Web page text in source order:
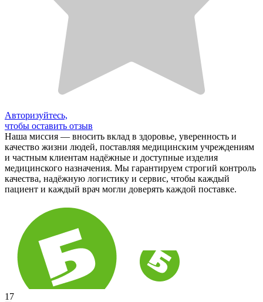
Авторизуйтесь,
чтобы оставить отзыв
Наша миссия — вносить вклад в здоровье, уверенность и
качество жизни людей, поставляя медицинским учреждениям
и частным клиентам надёжные и доступные изделия
медицинского назначения. Мы гарантируем строгий контроль
качества, надёжную логистику и сервис, чтобы каждый
пациент и каждый врач могли доверять каждой поставке.
17